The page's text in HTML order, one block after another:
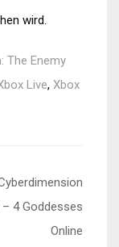
wird.
The Enemy
Live, Xbox
4 Goddesses
Online